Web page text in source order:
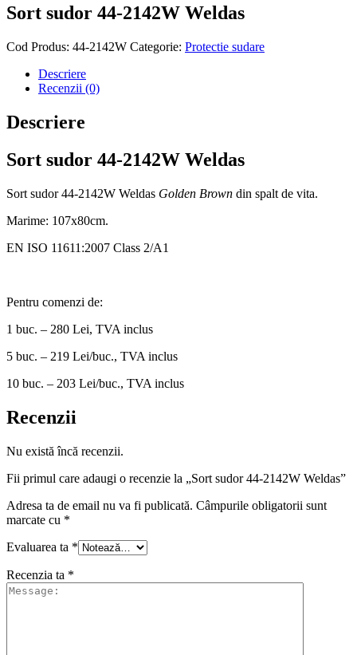
Sort sudor 44-2142W Weldas
Cod Produs: 44-2142W Categorie: Protectie sudare
Descriere
Recenzii (0)
Descriere
Sort sudor 44-2142W Weldas
Sort sudor 44-2142W Weldas Golden Brown din spalt de vita.
Marime: 107x80cm.
EN ISO 11611:2007 Class 2/A1
Pentru comenzi de:
1 buc. – 280 Lei, TVA inclus
5 buc. – 219 Lei/buc., TVA inclus
10 buc. – 203 Lei/buc., TVA inclus
Recenzii
Nu există încă recenzii.
Fii primul care adaugi o recenzie la „Sort sudor 44-2142W Weldas”
Adresa ta de email nu va fi publicată. Câmpurile obligatorii sunt
marcate cu *
Evaluarea ta *
Recenzia ta *